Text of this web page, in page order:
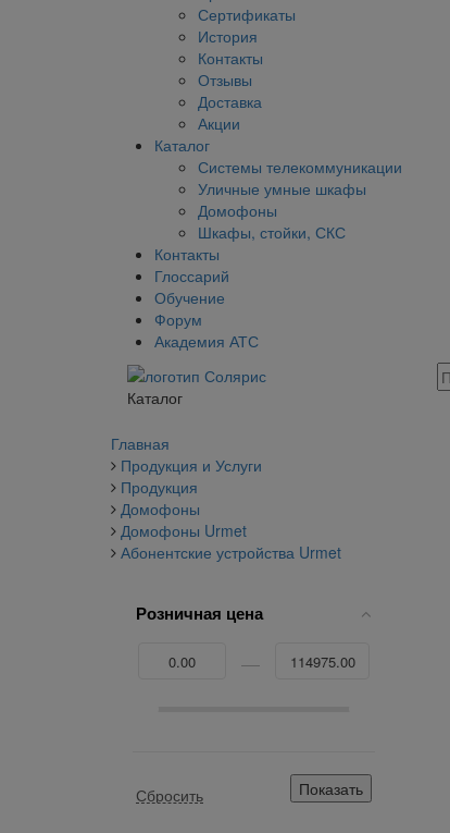
Сертификаты
История
Контакты
Отзывы
Доставка
Акции
Каталог
Системы телекоммуникации
Уличные умные шкафы
Домофоны
Шкафы, стойки, СКС
Контакты
Глоссарий
Обучение
Форум
Академия АТС
Каталог
Главная
Продукция и Услуги
Продукция
Домофоны
Домофоны Urmet
Абонентские устройства Urmet
Розничная цена